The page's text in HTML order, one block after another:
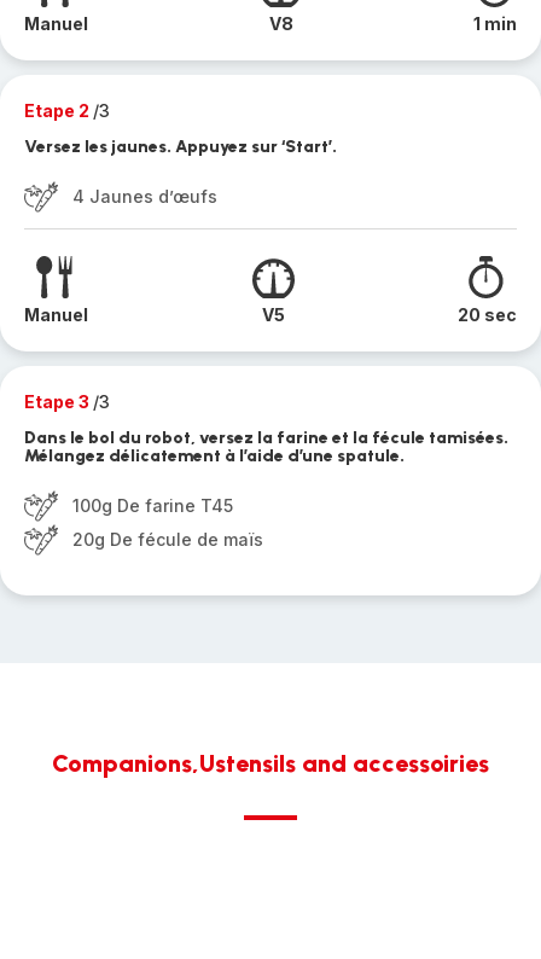
Manuel V8 1 min
Etape 2 /3
Versez les jaunes. Appuyez sur ‘Start’.
4 Jaunes d’œufs
Manuel V5 20 sec
Etape 3 /3
Dans le bol du robot, versez la farine et la fécule tamisées.
Mélangez délicatement à l’aide d’une spatule.
100g De farine T45
20g De fécule de maïs
Companions,Ustensils and accessoiries